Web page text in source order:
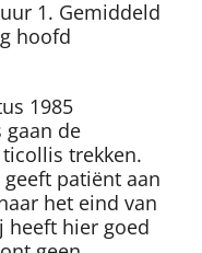
1. Gemiddeld
hoofd
1985
de
trekken.
patiënt aan
het eind van
heeft hier goed